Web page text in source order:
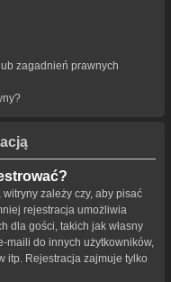
zagadnień prawnych
zależy czy, aby pisać
rejestracja umożliwia
dla gości, takich jak własny
maili do innych użytkowników,
itp. Rejestracja zajmuje tylko